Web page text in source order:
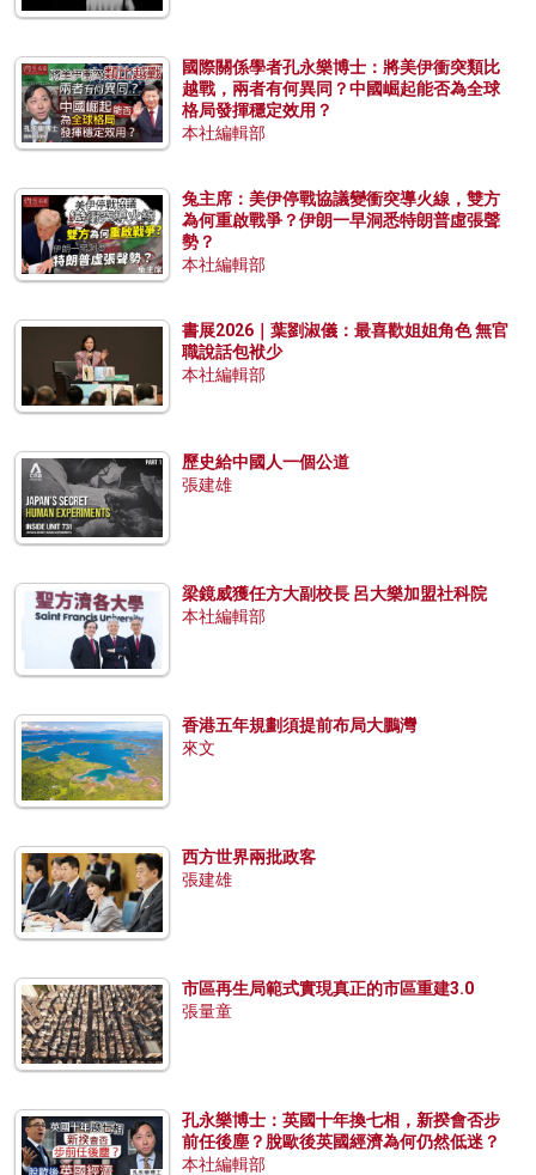
國際關係學者孔永樂博士：將美伊衝突類比
越戰，兩者有何異同？中國崛起能否為全球
格局發揮穩定效用？
本社編輯部
兔主席：美伊停戰協議變衝突導火線，雙方
為何重啟戰爭？伊朗一早洞悉特朗普虛張聲
勢？
本社編輯部
書展2026｜葉劉淑儀：最喜歡姐姐角色 無官
職說話包袱少
本社編輯部
歷史給中國人一個公道
張建雄
梁鏡威獲任方大副校長 呂大樂加盟社科院
本社編輯部
香港五年規劃須提前布局大鵬灣
來文
西方世界兩批政客
張建雄
市區再生局範式實現真正的市區重建3.0
張量童
孔永樂博士：英國十年換七相，新揆會否步
前任後塵？脫歐後英國經濟為何仍然低迷？
本社編輯部